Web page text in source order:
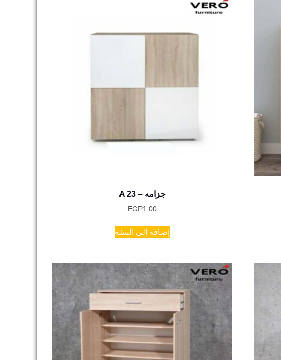
A 23 – جزامه
EGP1.00
إضافة إلى السلة